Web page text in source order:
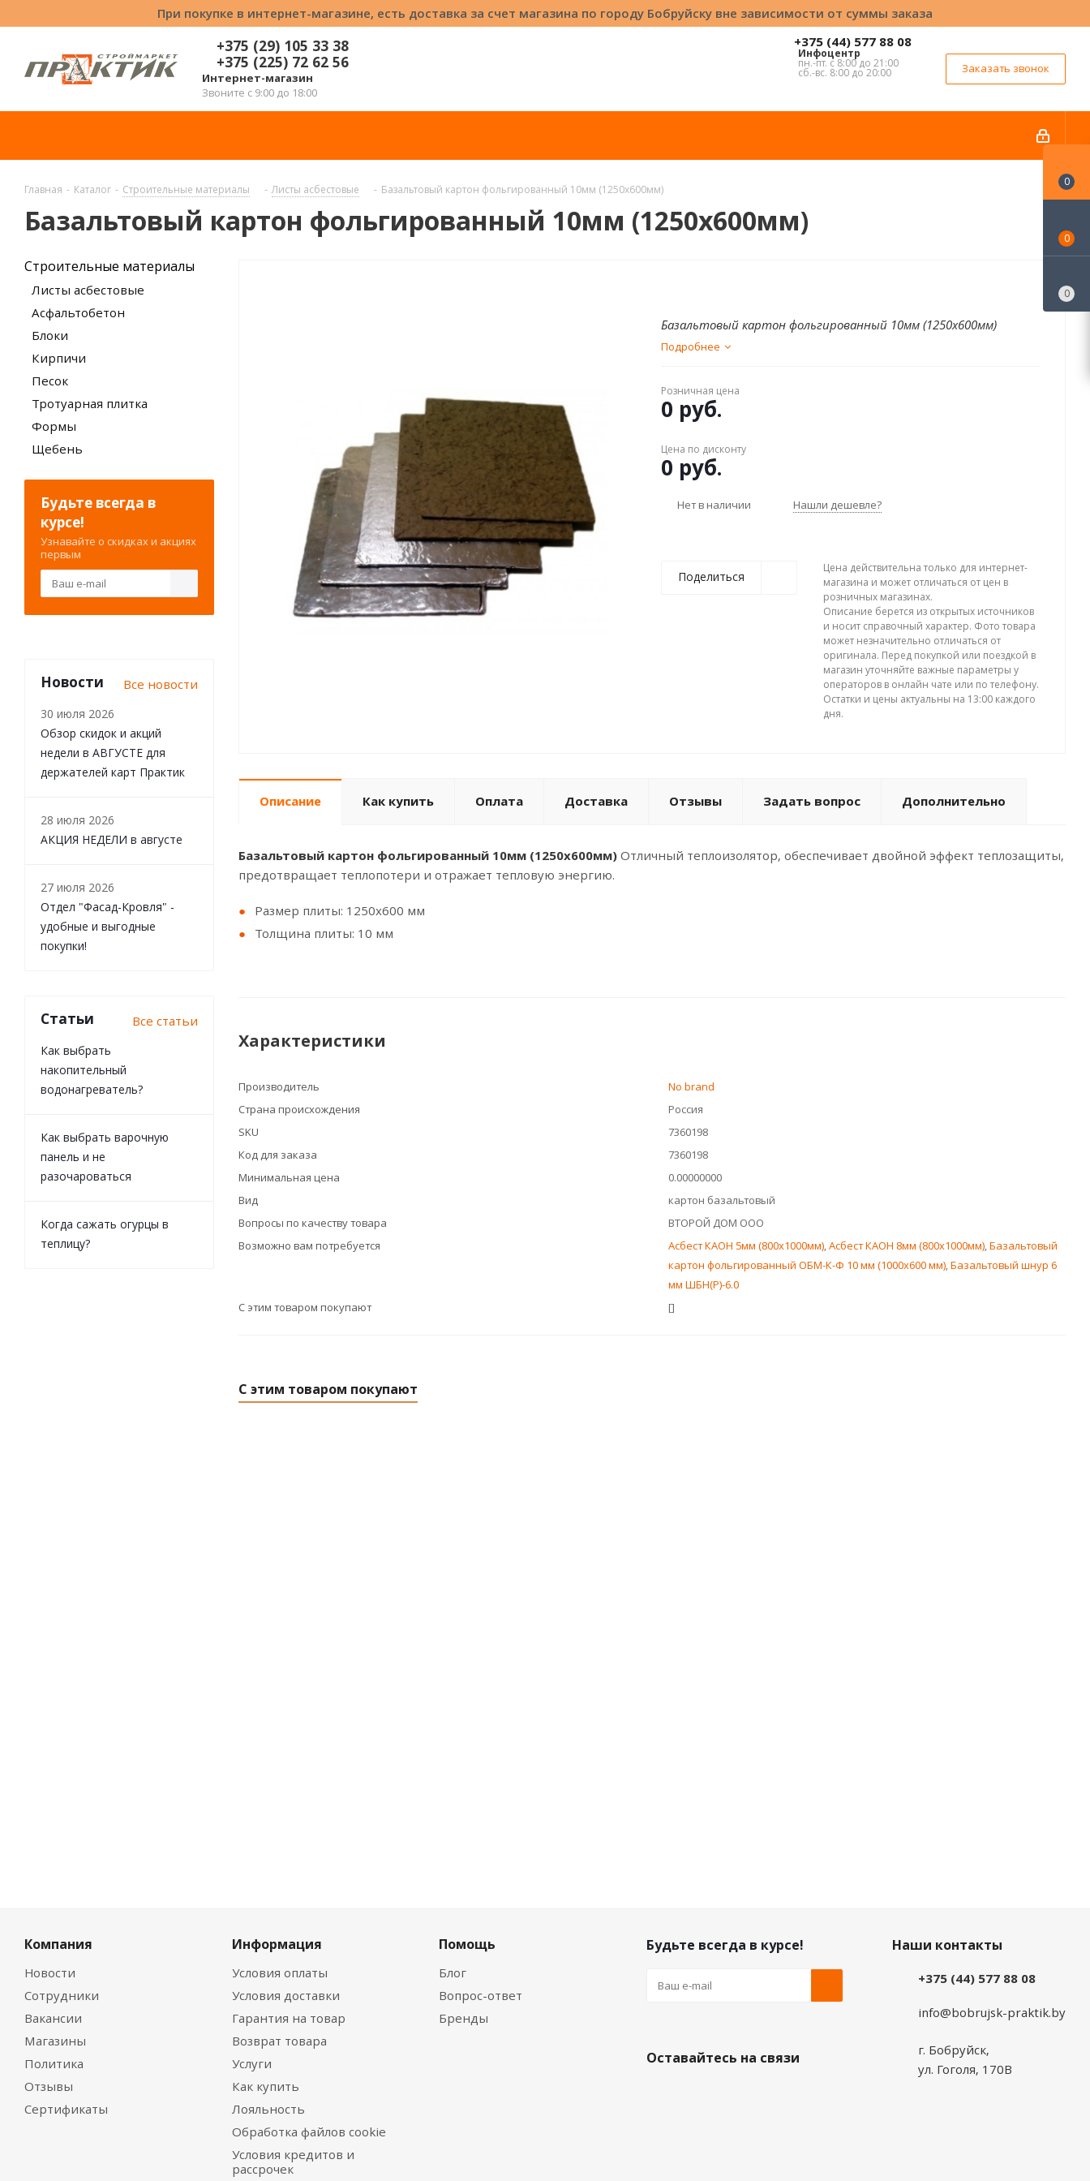
При покупке в интернет-магазине, есть доставка за счет магазина по городу Бобруйску вне зависимости от суммы заказа
+375 (29) 105 33 38
+375 (225) 72 62 56
Интернет-магазин
Звоните с 9:00 до 18:00
+375 (44) 577 88 08
Инфоцентр
пн.-пт. с 8:00 до 21:00
сб.-вс. 8:00 до 20:00 Заказать звонок
Главная - Каталог - Строительные материалы - Листы асбестовые - Базальтовый картон фольгированный 10мм (1250х600мм)
Базальтовый картон фольгированный 10мм (1250х600мм)
Базальтовый картон фольгированный 10мм (1250х600мм)
Подробнее
Розничная цена
0 руб.
Цена по дисконту
0 руб.
Нет в наличии Нашли дешевле?
Поделиться
Цена действительна только для интернет-
магазина и может отличаться от цен в
розничных магазинах.
Описание берется из открытых источников
и носит справочный характер. Фото товара
может незначительно отличаться от
оригинала. Перед покупкой или поездкой в
магазин уточняйте важные параметры у
операторов в онлайн чате или по телефону.
Остатки и цены актуальны на 13:00 каждого
дня.
Описание Как купить Оплата Доставка Отзывы Задать вопрос Дополнительно
Базальтовый картон фольгированный 10мм (1250х600мм) Отличный теплоизолятор, обеспечивает двойной эффект теплозащиты,
предотвращает теплопотери и отражает тепловую энергию.
Размер плиты: 1250х600 мм
Толщина плиты: 10 мм
Характеристики
Производитель
No brand
Страна происхождения
Россия
SKU
7360198
Код для заказа
7360198
Минимальная цена
0.00000000
Вид
картон базальтовый
Вопросы по качеству товара
ВТОРОЙ ДОМ ООО
Возможно вам потребуется
Асбест КАОН 5мм (800х1000мм),Асбест КАОН 8мм (800х1000мм),Базальтовый
картон фольгированный ОБМ-К-Ф 10 мм (1000х600 мм),Базальтовый шнур 6
мм ШБН(Р)-6.0
С этим товаром покупают
[]
С этим товаром покупают
Строительные материалы
Листы асбестовые
Асфальтобетон
Блоки
Кирпичи
Песок
Тротуарная плитка
Формы
Щебень
Будьте всегда в
курсе!
Узнавайте о скидках и акциях
первым
Новости Все новости
30 июля 2026
Обзор скидок и акций
недели в АВГУСТЕ для
держателей карт Практик
28 июля 2026
АКЦИЯ НЕДЕЛИ в августе
27 июля 2026
Отдел "Фасад-Кровля" -
удобные и выгодные
покупки!
Статьи Все статьи
Как выбрать
накопительный
водонагреватель?
Как выбрать варочную
панель и не
разочароваться
Когда сажать огурцы в
теплицу?
Компания
Новости
Сотрудники
Вакансии
Магазины
Политика
Отзывы
Сертификаты
Информация
Условия оплаты
Условия доставки
Гарантия на товар
Возврат товара
Услуги
Как купить
Лояльность
Обработка файлов cookie
Условия кредитов и
рассрочек
Помощь
Блог
Вопрос-ответ
Бренды
Будьте всегда в курсе!
Оставайтесь на связи
Наши контакты
+375 (44) 577 88 08
info@bobrujsk-praktik.by
г. Бобруйск,
ул. Гоголя, 170В
0
0
0